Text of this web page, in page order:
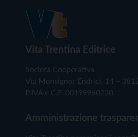
Vita Trentina Editrice
Società Cooperativa
Via Monsignor Endrici, 14 –
P.IVA e C.F. 00199960220
Amministrazione